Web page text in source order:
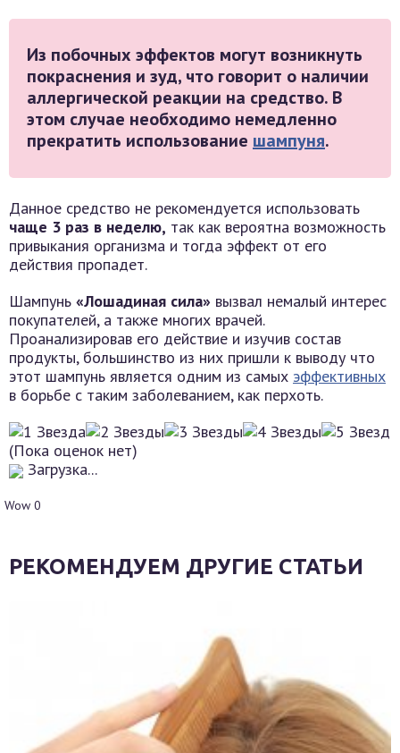
Из побочных эффектов могут возникнуть
покраснения и зуд, что говорит о наличии
аллергической реакции на средство. В
этом случае необходимо немедленно
прекратить использование шампуня.
Данное средство не рекомендуется использовать
чаще 3 раз в неделю, так как вероятна возможность
привыкания организма и тогда эффект от его
действия пропадет.
Шампунь «Лошадиная сила» вызвал немалый интерес
покупателей, а также многих врачей.
Проанализировав его действие и изучив состав
продукты, большинство из них пришли к выводу что
этот шампунь является одним из самых эффективных
в борьбе с таким заболеванием, как перхоть.
(Пока оценок нет)
Загрузка...
Wow 0
РЕКОМЕНДУЕМ ДРУГИЕ СТАТЬИ